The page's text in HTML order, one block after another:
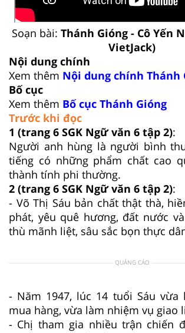
Soạn bài: Thánh Gióng - Cô Yến
VietJack)
Nội dung chính
Xem thêm Nội dung chính Thánh
Bố cục
Xem thêm Bố cục Thánh Gióng
Trước khi đọc
1 (trang 6 SGK Ngữ văn 6 tập 2):
Người anh hùng là người bình
tiếng có những phẩm chất cao
thành tính phi thường.
2 (trang 6 SGK Ngữ văn 6 tập 2):
- Võ Thị Sáu bản chất thật thà,
phát, yêu quê hương, đất nước
thù mãnh liệt, sâu sắc bọn thực
QUẢNG CÁO
- Năm 1947, lúc 14 tuổi Sáu vừa
mua hàng, vừa làm nhiệm vụ giao
- Chị tham gia nhiều trận chiến